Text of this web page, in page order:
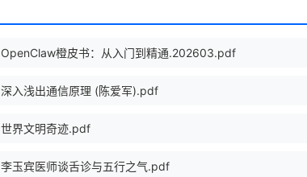
OpenClaw橙皮书：从入门到精通.202603.pdf
深入浅出通信原理 (陈爱军).pdf
世界文明奇迹.pdf
李玉宾医师谈舌诊与五行之气.pdf